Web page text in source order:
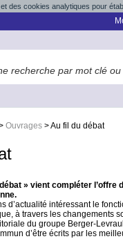
des cookies analytiques pour
Ouvrages >Au fil du débat
» vient compléter
d’actualité intéressant le
à travers les changements
du groupe Berger-
d’être écrits par les